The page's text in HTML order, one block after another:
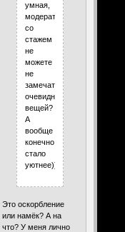
умная,
модератор
со
стажем
не
можете
не
замечать
очевидных
вещей?
А
вообще
конечно,
стало
уютнее))))))
Это оскорбление
или намёк? А на
что? У меня лично